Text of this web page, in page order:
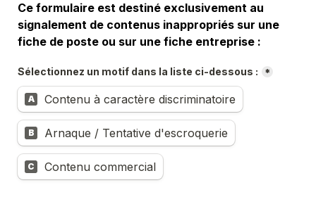
Ce formulaire est destiné exclusivement au
signalement de contenus inappropriés sur une
fiche de poste ou sur une fiche entreprise :
Sélectionnez un motif dans la liste ci-dessous : *
A Contenu à caractère discriminatoire
B Arnaque / Tentative d'escroquerie
C Contenu commercial